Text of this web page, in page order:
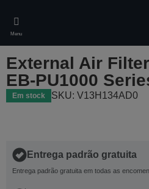
main
content
Menu
External Air
EB-PU1000
Em stock SKU: V13H134AD0
Entrega padrão gratuita
Entrega padrão gratuita em todas as